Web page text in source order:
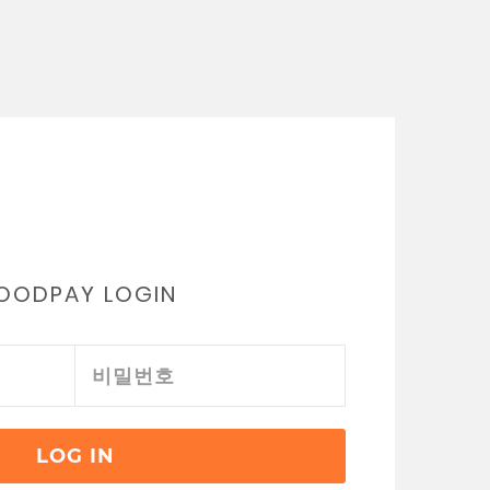
LOGIN
LOG IN